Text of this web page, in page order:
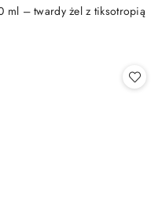
ml – twardy żel z tiksotropią